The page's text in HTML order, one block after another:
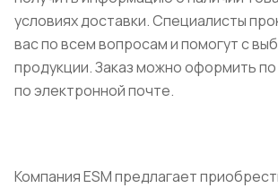
условиях доставки. Специалисты
вас по всем вопросам и помогут с
продукции. Заказ можно оформить
по электронной почте.
Компания ESM предлагает